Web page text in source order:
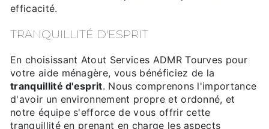
efficacité.
TRANQUILLITÉ D'ESPRIT
En choisissant Atout Services ADMR Tourves pour
votre aide ménagère, vous bénéficiez de la
tranquillité d'esprit. Nous comprenons l'importance
d'avoir un environnement propre et ordonné, et
notre équipe s'efforce de vous offrir cette
tranquillité en prenant en charge les aspects